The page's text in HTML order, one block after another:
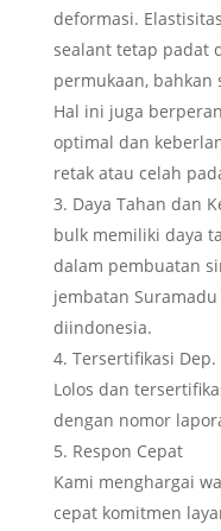
deformasi.
sealant tetap padat
permukaan,
Hal ini juga
optimal dan
retak atau celah
Daya Tahan dan
bulk memiliki daya
dalam pembuatan
jembatan
diindonesia.
Tersertifikasi Dep.
Lolos dan
dengan nomor
Respon Cepat
Kami menghargai
cepat komitmen